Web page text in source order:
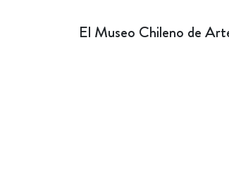
El Museo Chileno de